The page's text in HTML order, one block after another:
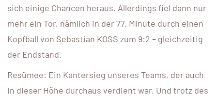
sich einige Chancen heraus. Allerdings fiel dann nur
mehr ein Tor, nämlich in der 77. Minute durch einen
Kopfball von Sebastian KOSS zum 9:2 – gleichzeitig
der Endstand.
Resümee: Ein Kantersieg unseres Teams, der auch
in dieser Höhe durchaus verdient war. Und trotz des